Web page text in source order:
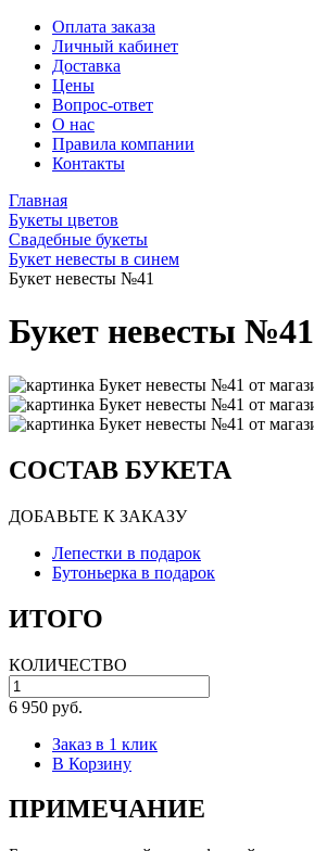
Оплата заказа
Личный кабинет
Доставка
Цены
Вопрос-ответ
О нас
Правила компании
Контакты
Главная
Букеты цветов
Свадебные букеты
Букет невесты в синем
Букет невесты №41
Букет невесты №41
СОСТАВ БУКЕТА
ДОБАВЬТЕ К ЗАКАЗУ
Лепестки в подарок
Бутоньерка в подарок
ИТОГО
КОЛИЧЕСТВО
6 950 руб.
Заказ в 1 клик
В Корзину
ПРИМЕЧАНИЕ